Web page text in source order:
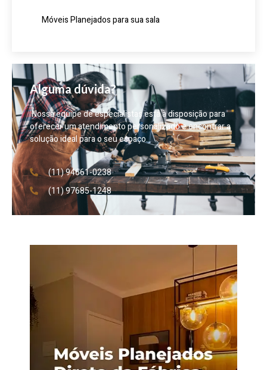
Móveis Planejados para sua sala
Alguma dúvida?
Nossa equipe de especialistas está à disposição para
oferecer um atendimento personalizado e encontrar a
solução ideal para o seu espaço.
(11) 94661-0238
(11) 97685-1248